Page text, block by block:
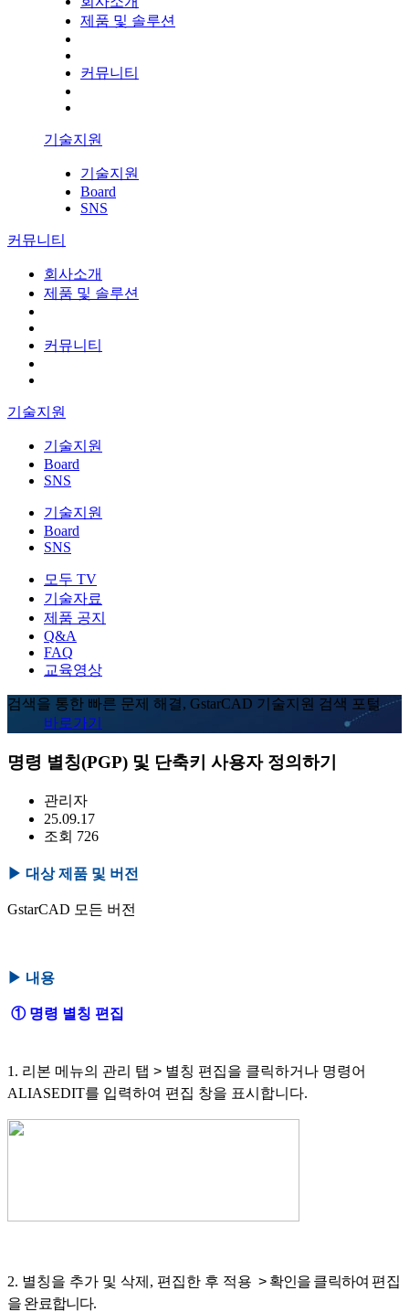
제품 및 솔루션
커뮤니티
기술지원
기술지원
Board
SNS
커뮤니티
회사소개
제품 및 솔루션
커뮤니티
기술지원
기술지원
Board
SNS
기술지원
Board
SNS
모두 TV
기술자료
제품 공지
Q&A
FAQ
교육영상
검색을 통한 빠른 문제 해결, GstarCAD 기술지원 검색 포털
바로가기
명령 별칭(PGP) 및 단축키 사용자 정의하기
관리자
25.09.17
조회 726
▶ 대상 제품 및 버전
GstarCAD 모든 버전
▶ 내용
① 명령 별칭 편집
1. 리본 메뉴의 관리 탭 > 별칭 편집을 클릭하거나 명령어
ALIASEDIT를 입력하여 편집 창을 표시합니다.
2. 별칭을 추가 및 삭제, 편집한 후 적용 > 확인을 클릭하여 편집
을 완료합니다.